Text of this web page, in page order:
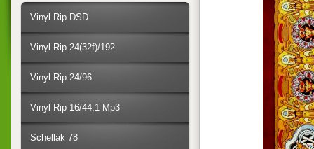
Vinyl Rip DSD
Vinyl Rip 24(32f)/192
Vinyl Rip 24/96
Vinyl Rip 16/44,1 Mp3
Schellak 78